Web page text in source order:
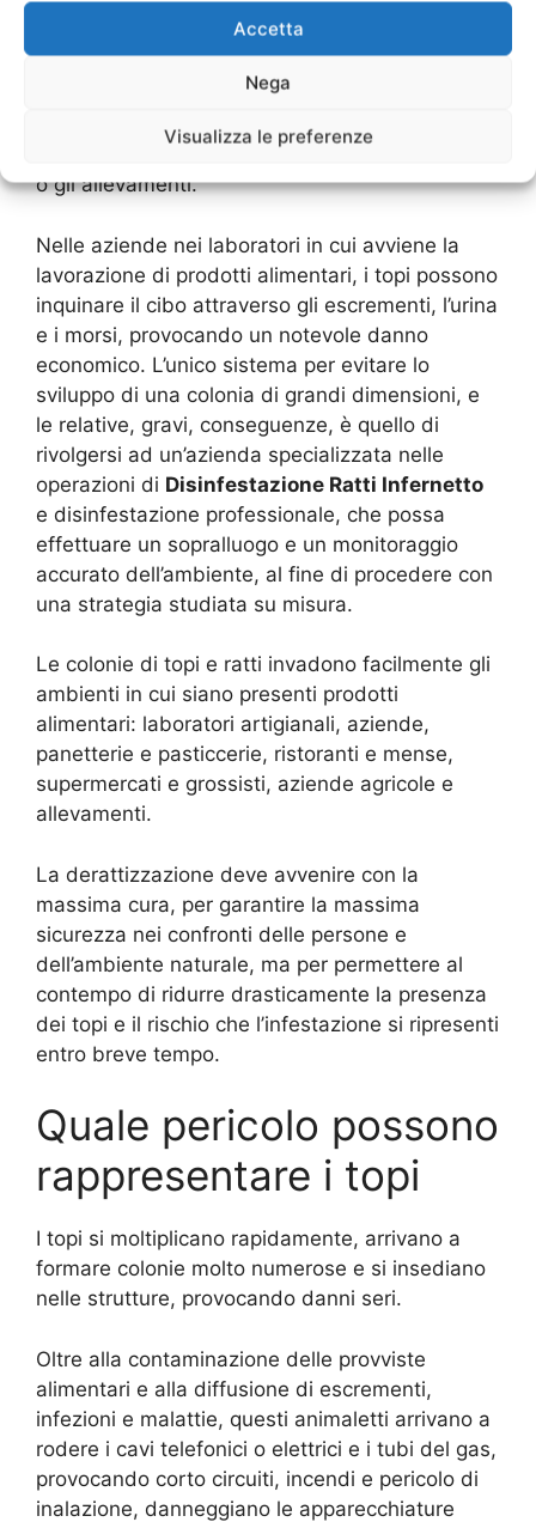
Accetta
Nega
Visualizza le preferenze
provoca la diffusione di patologie e infezioni
anche piuttosto gravi, che possono contaminare
non solo l’uomo ma anche gli animali domestici
o gli allevamenti.
Nelle aziende nei laboratori in cui avviene la
lavorazione di prodotti alimentari, i topi possono
inquinare il cibo attraverso gli escrementi, l’urina
e i morsi, provocando un notevole danno
economico. L’unico sistema per evitare lo
sviluppo di una colonia di grandi dimensioni, e
le relative, gravi, conseguenze, è quello di
rivolgersi ad un’azienda specializzata nelle
operazioni di Disinfestazione Ratti Infernetto
e disinfestazione professionale, che possa
effettuare un sopralluogo e un monitoraggio
accurato dell’ambiente, al fine di procedere con
una strategia studiata su misura.
Le colonie di topi e ratti invadono facilmente gli
ambienti in cui siano presenti prodotti
alimentari: laboratori artigianali, aziende,
panetterie e pasticcerie, ristoranti e mense,
supermercati e grossisti, aziende agricole e
allevamenti.
La derattizzazione deve avvenire con la
massima cura, per garantire la massima
sicurezza nei confronti delle persone e
dell’ambiente naturale, ma per permettere al
contempo di ridurre drasticamente la presenza
dei topi e il rischio che l’infestazione si ripresenti
entro breve tempo.
Quale pericolo possono
rappresentare i topi
I topi si moltiplicano rapidamente, arrivano a
formare colonie molto numerose e si insediano
nelle strutture, provocando danni seri.
Oltre alla contaminazione delle provviste
alimentari e alla diffusione di escrementi,
infezioni e malattie, questi animaletti arrivano a
rodere i cavi telefonici o elettrici e i tubi del gas,
provocando corto circuiti, incendi e pericolo di
inalazione, danneggiano le apparecchiature